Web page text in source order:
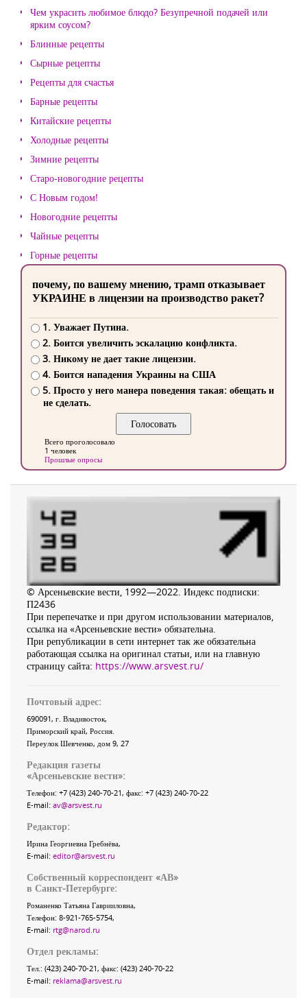
Чем украсить любимое блюдо? Безупречной подачей или
ярким соусом?
Блинные рецепты
Сырные рецепты
Рецепты для счастья
Барные рецепты
Китайские рецепты
Холодные рецепты
Зимние рецепты
Старо-новогодние рецепты
С Новым годом!
Новогодние рецепты
Чайные рецепты
Горные рецепты
почему, по вашему мнению, трамп отказывает
УКРАИНЕ в лицензии на производство ракет?
1. Уважает Путина.
2. Боится увеличить эскалацию конфликта.
3. Никому не дает такие лицензии.
4. Боится нападения Украины на США
5. Просто у него манера поведения такая: обещать и
не сделать.
Всего проголосовало
1 человек
Прошлые опросы
© Арсеньевские вести, 1992—2022. Индекс подписки:
П2436
При перепечатке и при другом использовании материалов,
ссылка на «Арсеньевские вести» обязательна.
При републикации в сети интернет так же обязательна
работающая ссылка на оригинал статьи, или на главную
страницу сайта: https://www.arsvest.ru/
Почтовый адрес:
690091, г. Владивосток,
Приморский край, Россия.
Переулок Шевченко, дом 9, 27
Редакция газеты
«Арсеньевские вести»:
Телефон: +7 (423) 240-70-21, факс: +7 (423) 240-70-22
E-mail: av@arsvest.ru
Редактор:
Ирина Георгиевна Гребнёва,
E-mail: editor@arsvest.ru
Собственный корреспондент «АВ»
в Санкт-Петербурге:
Романенко Татьяна Гаврииловна,
Телефон: 8-921-765-5754,
E-mail: rtg@narod.ru
Отдел рекламы:
Тел.: (423) 240-70-21, факс: (423) 240-70-22
E-mail: reklama@arsvest.ru